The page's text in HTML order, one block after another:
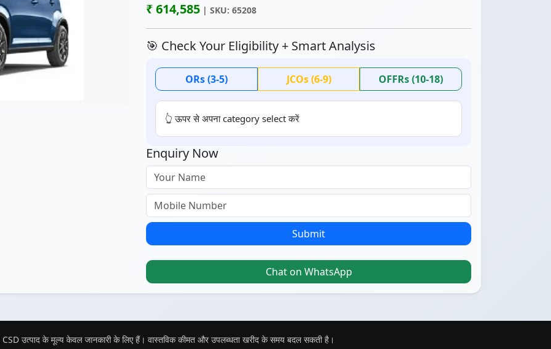
₹ 614,585 | SKU: 65208
🎯 Check Your Eligibility + Smart Analysis
ORs (3-5) JCOs (6-9) OFFRs (10-18)
👆 ऊपर से अपना category select करें
Enquiry Now
Submit
Chat on WhatsApp
CSD उत्पाद के मूल्य केवल जानकारी के लिए हैं। वास्तविक कीमत और उपलब्धता खरीद के समय बदल सकती है।